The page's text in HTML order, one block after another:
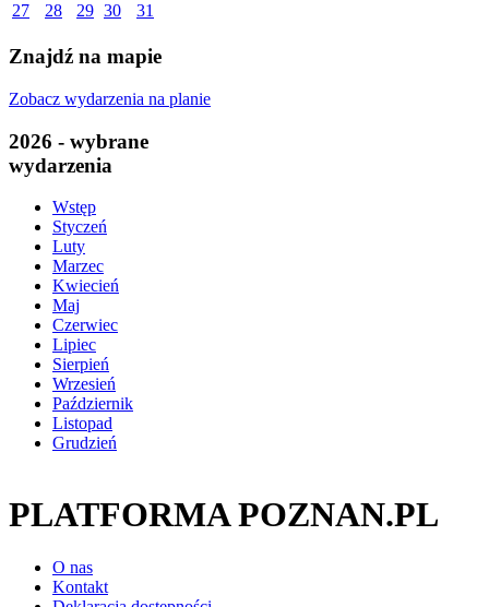
27
28 29 30 31
Znajdź na mapie
Zobacz wydarzenia na planie
2026 - wybrane
wydarzenia
Wstęp
Styczeń
Luty
Marzec
Kwiecień
Maj
Czerwiec
Lipiec
Sierpień
Wrzesień
Październik
Listopad
Grudzień
PLATFORMA POZNAN.PL
O nas
Kontakt